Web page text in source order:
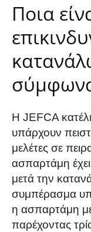
Ποια
σύμφωνα
Η JEFCA
υπάρχουν
μελέτες σε
ασπαρτάμη έχει
μετά την
συμπέρασμα
η ασπαρτάμη
παρέχοντας